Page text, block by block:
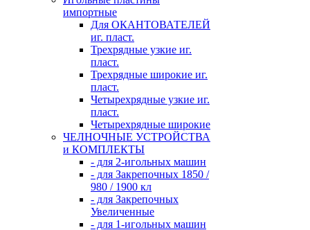
импортные
Для ОКАНТОВАТЕЛЕЙ
иг. пласт.
Трехрядные узкие иг.
пласт.
Трехрядные широкие иг.
пласт.
Четырехрядные узкие иг.
пласт.
Четырехрядные широкие
ЧЕЛНОЧНЫЕ УСТРОЙСТВА
и КОМПЛЕКТЫ
- для 2-игольных машин
- для Закрепочных 1850 /
980 / 1900 кл
- для Закрепочных
Увеличенные
- для 1-игольных машин